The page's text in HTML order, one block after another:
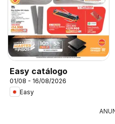
Easy catálogo
01/08 - 16/08/2026
Easy